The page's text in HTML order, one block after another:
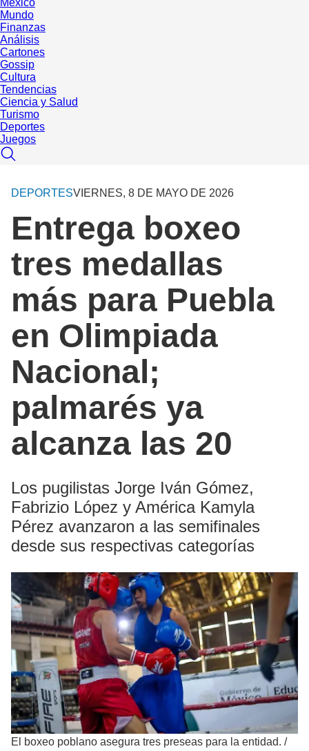
Mundo
Finanzas
Análisis
Cartones
Gossip
Cultura
Tendencias
Ciencia y Salud
Turismo
Deportes
Juegos
DEPORTESVIERNES, 8 DE MAYO DE 2026
Entrega boxeo
tres medallas
más para Puebla
en Olimpiada
Nacional;
palmarés ya
alcanza las 20
Los pugilistas Jorge Iván Gómez,
Fabrizio López y América Kamyla
Pérez avanzaron a las semifinales
desde sus respectivas categorías
El boxeo poblano asegura tres preseas para la entidad. /